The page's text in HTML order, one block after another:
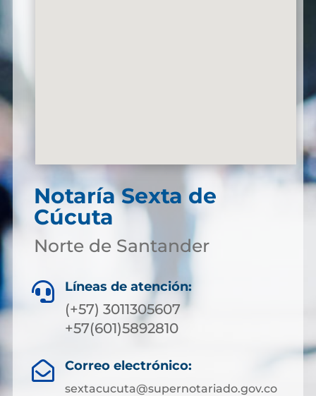
Notaría Sexta de
Cúcuta
Norte de Santander
 Líneas de atención:
(+57) 3011305607
+57(601)5892810
 Correo electrónico:
sextacucuta@supernotariado.gov.co